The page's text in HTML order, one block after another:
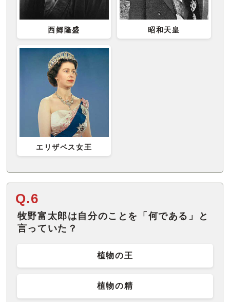
西郷隆盛 昭和天皇
エリザベス女王
Q.6
牧野富太郎は自分のことを「何である」と
言っていた？
植物の王
植物の精